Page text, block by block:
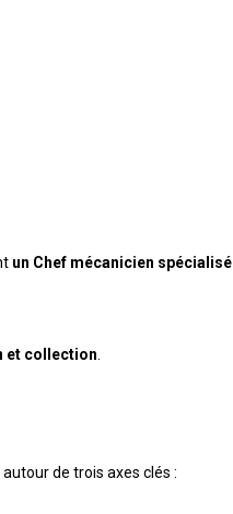
un Chef mécanicien spécialisé
et collection
de trois axes clés :